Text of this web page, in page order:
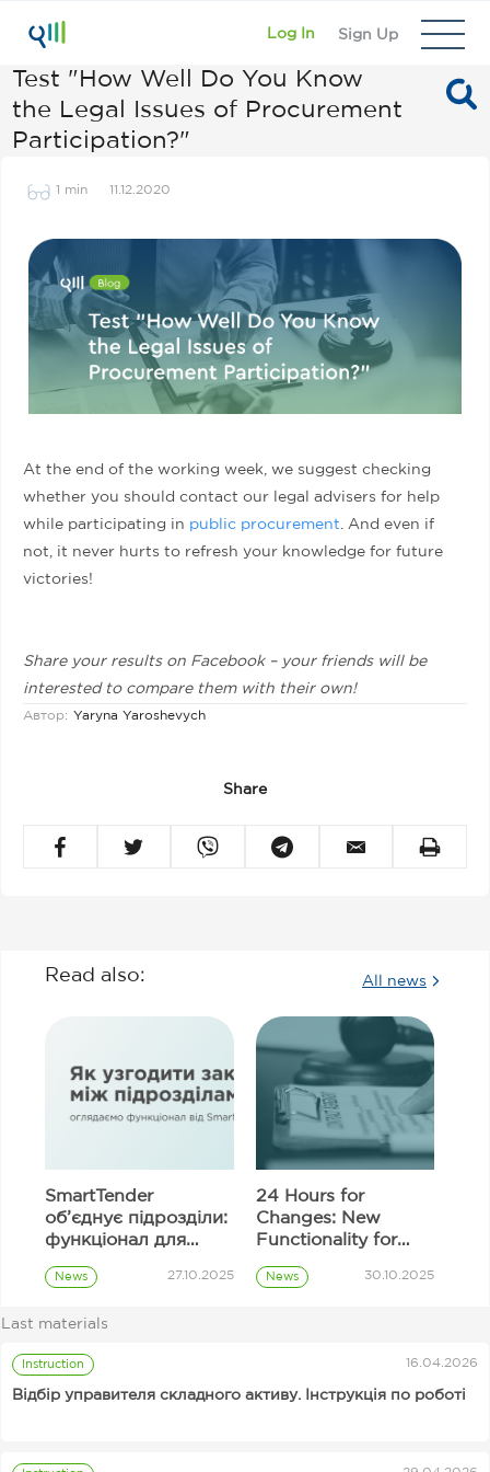
Log In Sign Up
Test "How Well Do You Know
the Legal Issues of Procurement
Participation?"
1 min 11.12.2020
At the end of the working week, we suggest checking
whether you should contact our legal advisers for help
while participating in public procurement . And even if
not, it never hurts to refresh your knowledge for future
victories!
Share your results on Facebook – your friends will be
interested to compare them with their own!
Автор: Yaryna Yaroshevych
Share
Last materials
Instruction 16.04.2026
Відбір управителя складного активу. Інструкція по роботі
Read also: All news
SmartTender
об’єднує підрозділи:
функціонал для
узгодження
закупівель
News
Procurement
27.10.2025
24 Hours for
Changes: New
Functionality for
Correcting
Information in
News 30.10.2025